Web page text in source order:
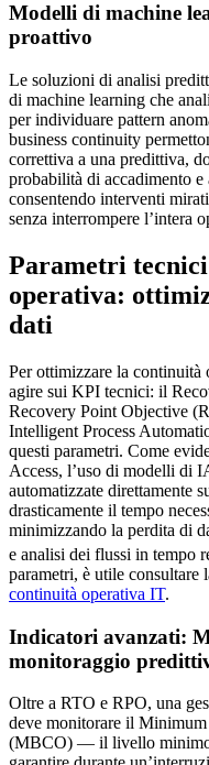
Modelli di machine
proattivo
Le soluzioni di analisi
di machine learning che
per individuare pattern
business continuity
correttiva a una predittiva,
probabilità di accadimento
consentendo interventi
senza interrompere l’intera
Parametri
operativa:
dati
Per ottimizzare la continuità
agire sui KPI tecnici: il
Recovery Point Objective
Intelligent Process
questi parametri. Come
Access, l’uso di modelli di
automatizzate direttamente
drasticamente il tempo
minimizzando la perdita di
e analisi dei flussi in tempo
parametri, è utile consultare
continuità operativa IT.
Indicatori avanzati:
monitoraggio
Oltre a RTO e RPO, una
deve monitorare il
(MBCO) — il livello minimo